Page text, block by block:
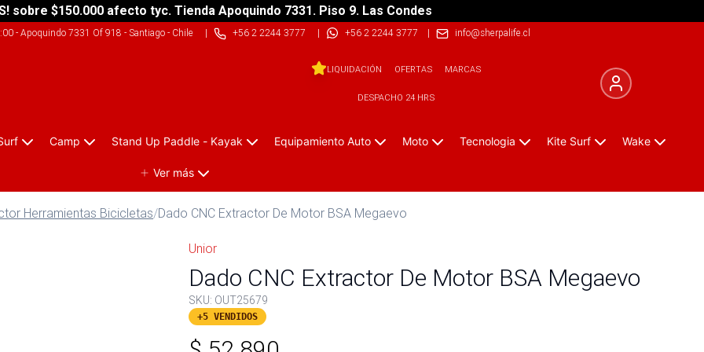
sobre $150.000 afecto tyc. Tienda Apoquindo 7331. Piso 9. Las Condes
- Apoquindo 7331 Of 918 - Santiago - Chile| +56 2 2244 3777 | +56 2 2244 3777 | info@sherpalife.cl
LIQUIDACIÓN OFERTAS MARCAS
DESPACHO 24 HRS
Camp Stand Up Paddle - Kayak Equipamiento Auto Moto Tecnologia Kite Surf Wake
Ver más
Herramientas Bicicletas/Dado CNC Extractor De Motor BSA Megaevo
Unior
Dado CNC Extractor De Motor BSA Megaevo
SKU: OUT25679
+5 VENDIDOS